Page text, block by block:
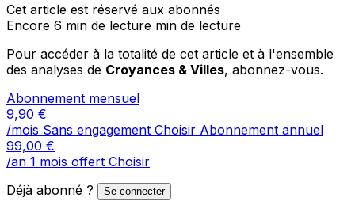
Cet article est réservé aux abonnés
Encore 6 min de lecture min de lecture
Pour accéder à la totalité de cet article et à l'ensemble
des analyses de Croyances & Villes, abonnez-vous.
Abonnement mensuel
9,90 €
/mois Sans engagement Choisir Abonnement annuel
99,00 €
/an 1 mois offert Choisir
Déjà abonné ?
Se connecter